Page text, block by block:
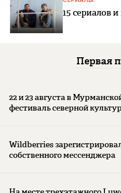
15 сериалов
Первая
22 и 23 августа в
фестиваль северной
Wildberries
собственного мессенджера